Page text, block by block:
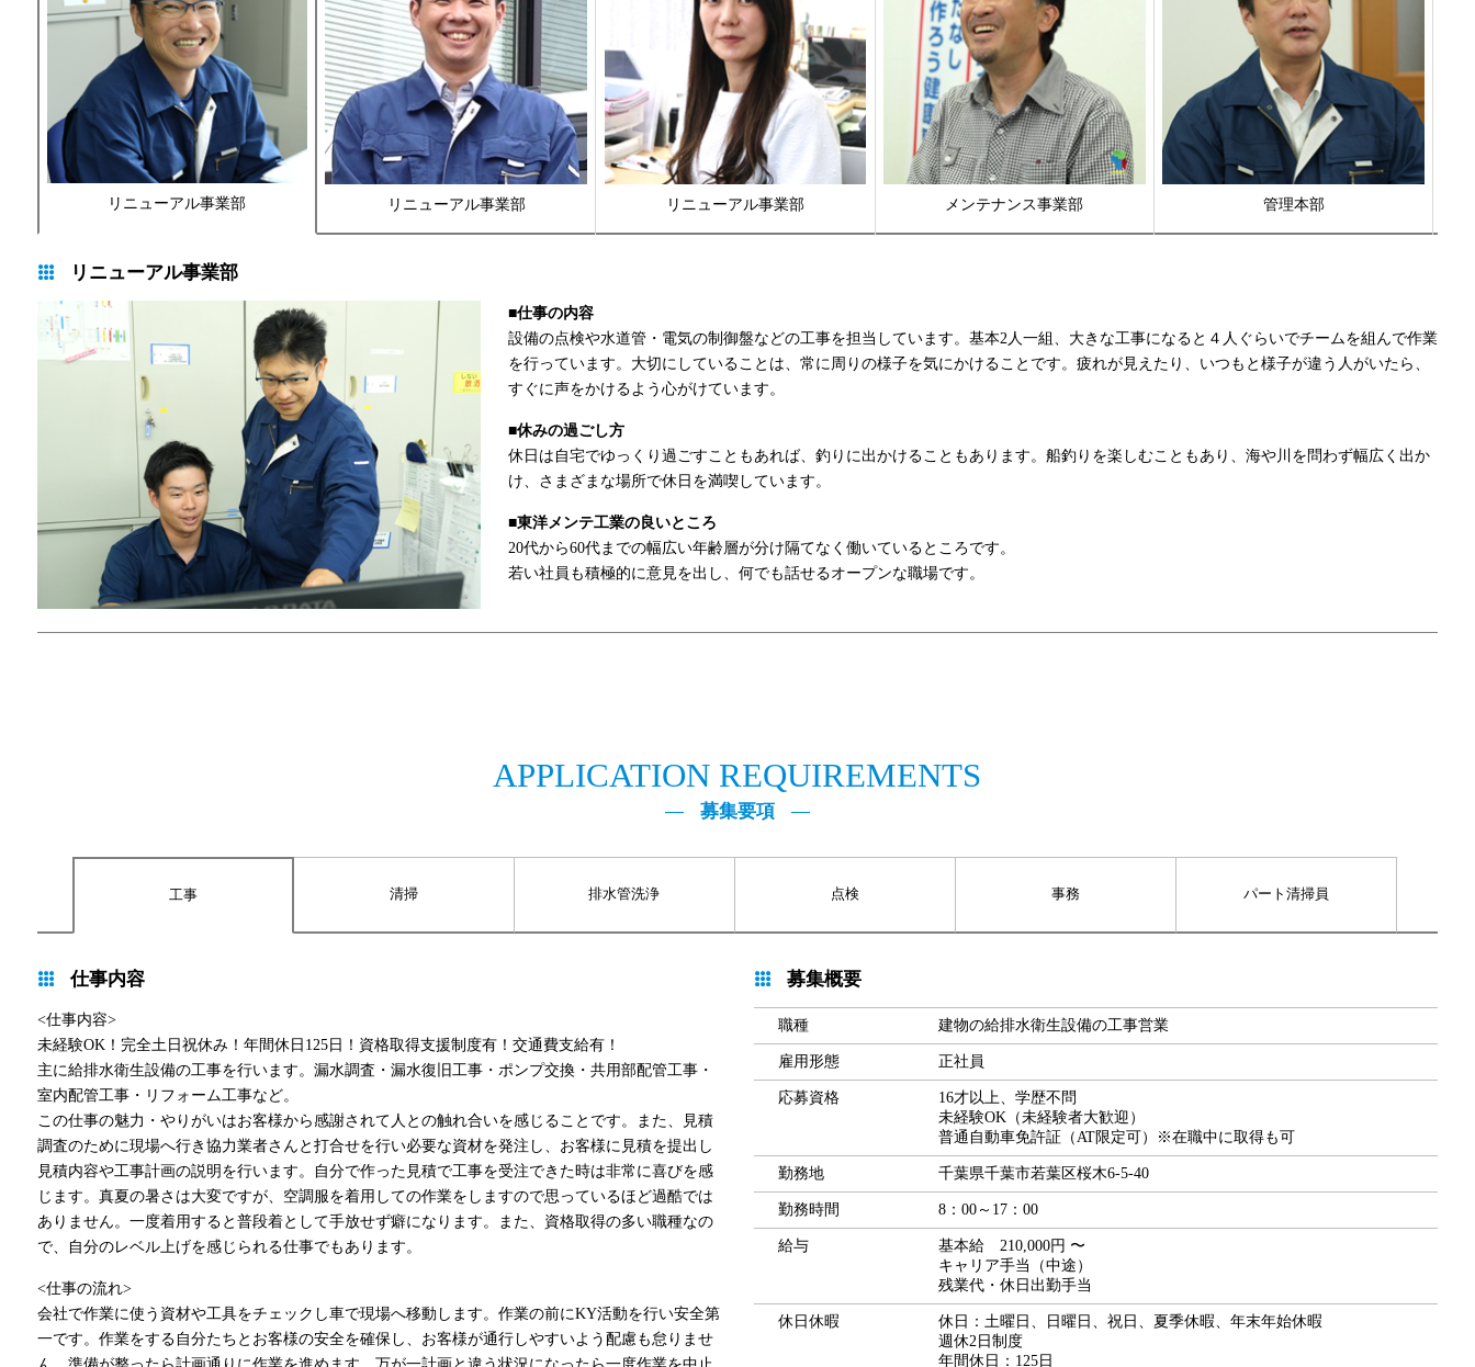
リニューアル事業部 リニューアル事業部 リニューアル事業部 メンテナンス事業部 管理本部
リニューアル事業部
■仕事の内容
設備の点検や水道管・電気の制御盤などの工事を担当しています。基本2人一組、大きな工事になると４人ぐらいでチームを組んで作業
を行っています。大切にしていることは、常に周りの様子を気にかけることです。疲れが見えたり、いつもと様子が違う人がいたら、
すぐに声をかけるよう心がけています。
■休みの過ごし方
休日は自宅でゆっくり過ごすこともあれば、釣りに出かけることもあります。船釣りを楽しむこともあり、海や川を問わず幅広く出か
け、さまざまな場所で休日を満喫しています。
■東洋メンテ工業の良いところ
20代から60代までの幅広い年齢層が分け隔てなく働いているところです。
若い社員も積極的に意見を出し、何でも話せるオープンな職場です。
APPLICATION REQUIREMENTS
募集要項
工事 清掃 排水管洗浄 点検 事務 パート清掃員
仕事内容
<仕事内容>
未経験OK！完全土日祝休み！年間休日125日！資格取得支援制度有！交通費支給有！
主に給排水衛生設備の工事を行います。漏水調査・漏水復旧工事・ポンプ交換・共用部配管工事・
室内配管工事・リフォーム工事など。
この仕事の魅力・やりがいはお客様から感謝されて人との触れ合いを感じることです。また、見積
調査のために現場へ行き協力業者さんと打合せを行い必要な資材を発注し、お客様に見積を提出し
見積内容や工事計画の説明を行います。自分で作った見積で工事を受注できた時は非常に喜びを感
じます。真夏の暑さは大変ですが、空調服を着用しての作業をしますので思っているほど過酷では
ありません。一度着用すると普段着として手放せず癖になります。また、資格取得の多い職種なの
で、自分のレベル上げを感じられる仕事でもあります。
<仕事の流れ>
会社で作業に使う資材や工具をチェックし車で現場へ移動します。作業の前にKY活動を行い安全第
一です。作業をする自分たちとお客様の安全を確保し、お客様が通行しやすいよう配慮も怠りませ
募集概要
職種 建物の給排水衛生設備の工事営業
雇用形態 正社員
応募資格
16才以上、学歴不問
未経験OK（未経験者大歓迎）
普通自動車免許証（AT限定可）※在職中に取得も可
勤務地 千葉県千葉市若葉区桜木6-5-40
勤務時間 8：00～17：00
給与
基本給 210,000円 〜
キャリア手当（中途）
残業代・休日出勤手当
休日休暇
休日：土曜日、日曜日、祝日、夏季休暇、年末年始休暇
週休2日制度
年間休日：125日